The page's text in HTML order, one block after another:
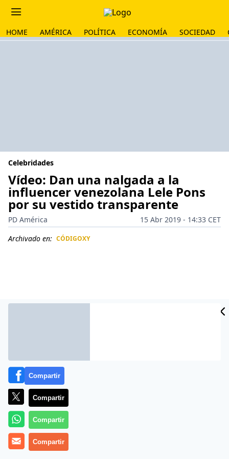
HOME AMÉRICA POLÍTICA ECONOMÍA SOCIEDAD
Celebridades
Vídeo: Dan una nalgada a la
influencer venezolana Lele Pons
por su vestido transparente
PD América
15 Abr 2019 - 14:33 CET
Archivado en: CÓDIGOXY
Más información
Compartir
Compartir
Compartir
Compartir